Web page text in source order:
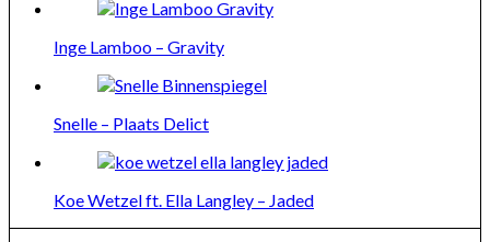
Inge Lamboo – Gravity
Snelle – Plaats Delict
Koe Wetzel ft. Ella Langley – Jaded